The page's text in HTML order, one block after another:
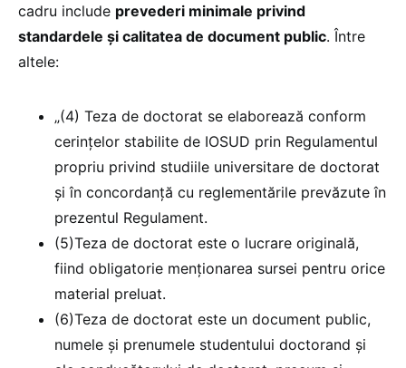
cadru include prevederi minimale privind
standardele și calitatea de document public. Între
altele:
„(4) Teza de doctorat se elaborează conform
cerinţelor stabilite de IOSUD prin Regulamentul
propriu privind studiile universitare de doctorat
şi în concordanţă cu reglementările prevăzute în
prezentul Regulament.
(5)Teza de doctorat este o lucrare originală,
fiind obligatorie menționarea sursei pentru orice
material preluat.
(6)Teza de doctorat este un document public,
numele și prenumele studentului doctorand și